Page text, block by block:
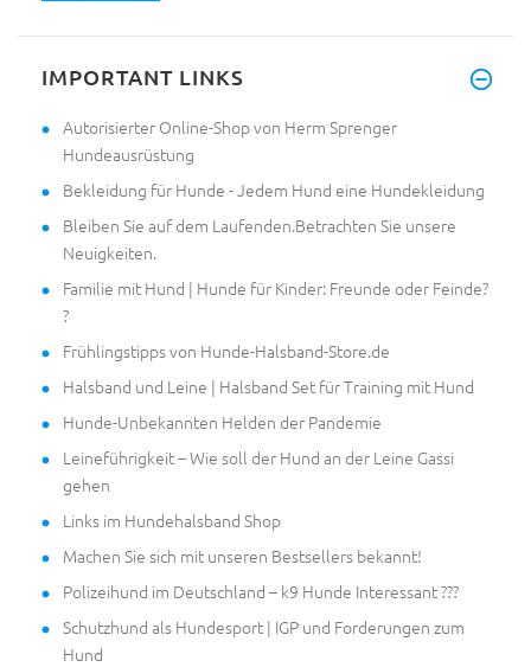
IMPORTANT LINKS
Autorisierter Online-Shop von Herm Sprenger
Hundeausrüstung
Bekleidung für Hunde - Jedem Hund eine Hundekleidung
Bleiben Sie auf dem Laufenden.Betrachten Sie unsere
Neuigkeiten.
Familie mit Hund | Hunde für Kinder: Freunde oder Feinde?
?
Frühlingstipps von Hunde-Halsband-Store.de
Halsband und Leine | Halsband Set für Training mit Hund
Hunde-Unbekannten Helden der Pandemie
Leineführigkeit – Wie soll der Hund an der Leine Gassi
gehen
Links im Hundehalsband Shop
Machen Sie sich mit unseren Bestsellers bekannt!
Polizeihund im Deutschland – k9 Hunde Interessant ???
Schutzhund als Hundesport | IGP und Forderungen zum
Hund